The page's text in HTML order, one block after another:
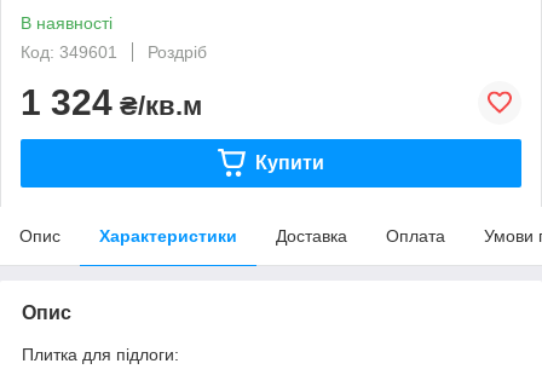
В наявності
Код: 349601
Роздріб
1 324 ₴/кв.м
Купити
Опис Характеристики Доставка Оплата Умови
Опис
Плитка для підлоги: